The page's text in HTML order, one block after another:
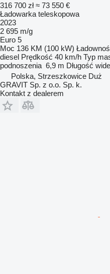
316 700 zł ≈ 73 550 €
Ładowarka teleskopowa
2023
2 695 m/g
Euro 5
Moc 136 KM (100 kW)
diesel Prędkość 40 km/h Typ
podnoszenia 6,9 m Długość
Polska, Strzeszkowice Duż
GRAVIT Sp. z o.o. Sp. k.
Kontakt z dealerem